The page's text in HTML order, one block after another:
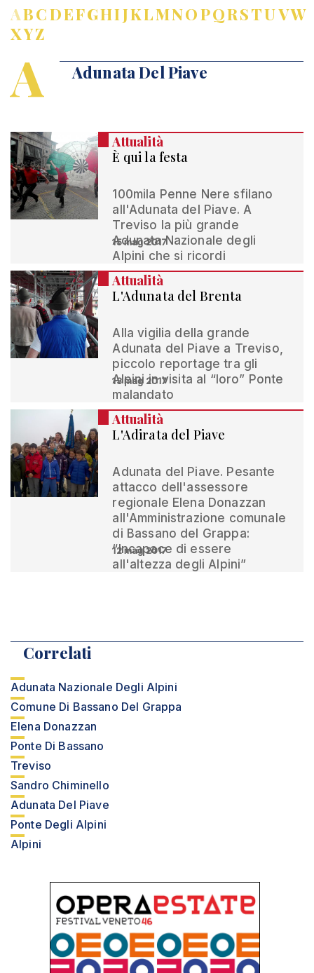
ABCDEFGHIJKLMNOPQRSTUVW
XYZ
A Adunata Del Piave
Attualità
È qui la festa
100mila Penne Nere sfilano
all'Adunata del Piave. A
Treviso la più grande
Adunata Nazionale degli
Alpini che si ricordi
15 mag 2017
Attualità
L'Adunata del Brenta
Alla vigilia della grande
Adunata del Piave a Treviso,
piccolo reportage tra gli
Alpini in visita al “loro” Ponte
malandato
13 mag 2017
Attualità
L'Adirata del Piave
Adunata del Piave. Pesante
attacco dell'assessore
regionale Elena Donazzan
all'Amministrazione comunale
di Bassano del Grappa:
“Incapace di essere
all'altezza degli Alpini”
12 mag 2017
Correlati
Adunata Nazionale Degli Alpini
Comune Di Bassano Del Grappa
Elena Donazzan
Ponte Di Bassano
Treviso
Sandro Chiminello
Adunata Del Piave
Ponte Degli Alpini
Alpini